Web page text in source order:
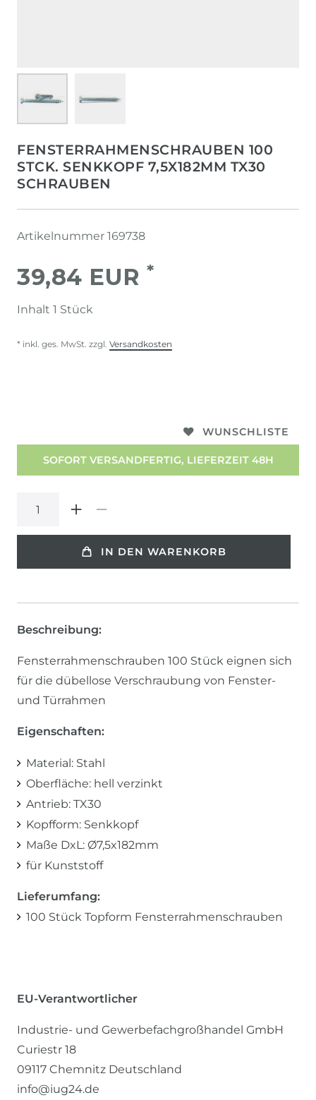
FENSTERRAHMENSCHRAUBEN 100
STCK. SENKKOPF 7,5X182MM TX30
SCHRAUBEN
Artikelnummer 169738
39,84 EUR *
Inhalt 1 Stück
* inkl. ges. MwSt. zzgl. Versandkosten
WUNSCHLISTE
SOFORT VERSANDFERTIG, LIEFERZEIT 48H
IN DEN WARENKORB
Beschreibung:
Fensterrahmenschrauben 100 Stück eignen sich
für die dübellose Verschraubung von Fenster-
und Türrahmen
Eigenschaften:
Material: Stahl
Oberfläche: hell verzinkt
Antrieb: TX30
Kopfform: Senkkopf
Maße DxL: Ø7,5x182mm
für Kunststoff
Lieferumfang:
100 Stück Topform Fensterrahmenschrauben
EU-Verantwortlicher
Industrie- und Gewerbefachgroßhandel GmbH
Curiestr 18
09117 Chemnitz Deutschland
info@iug24.de